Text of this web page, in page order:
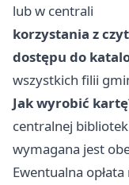
lub w centrali
korzystania z
dostępu do
wszystkich filii
Jak wyrobić
centralnej
wymagana jest
Ewentualna